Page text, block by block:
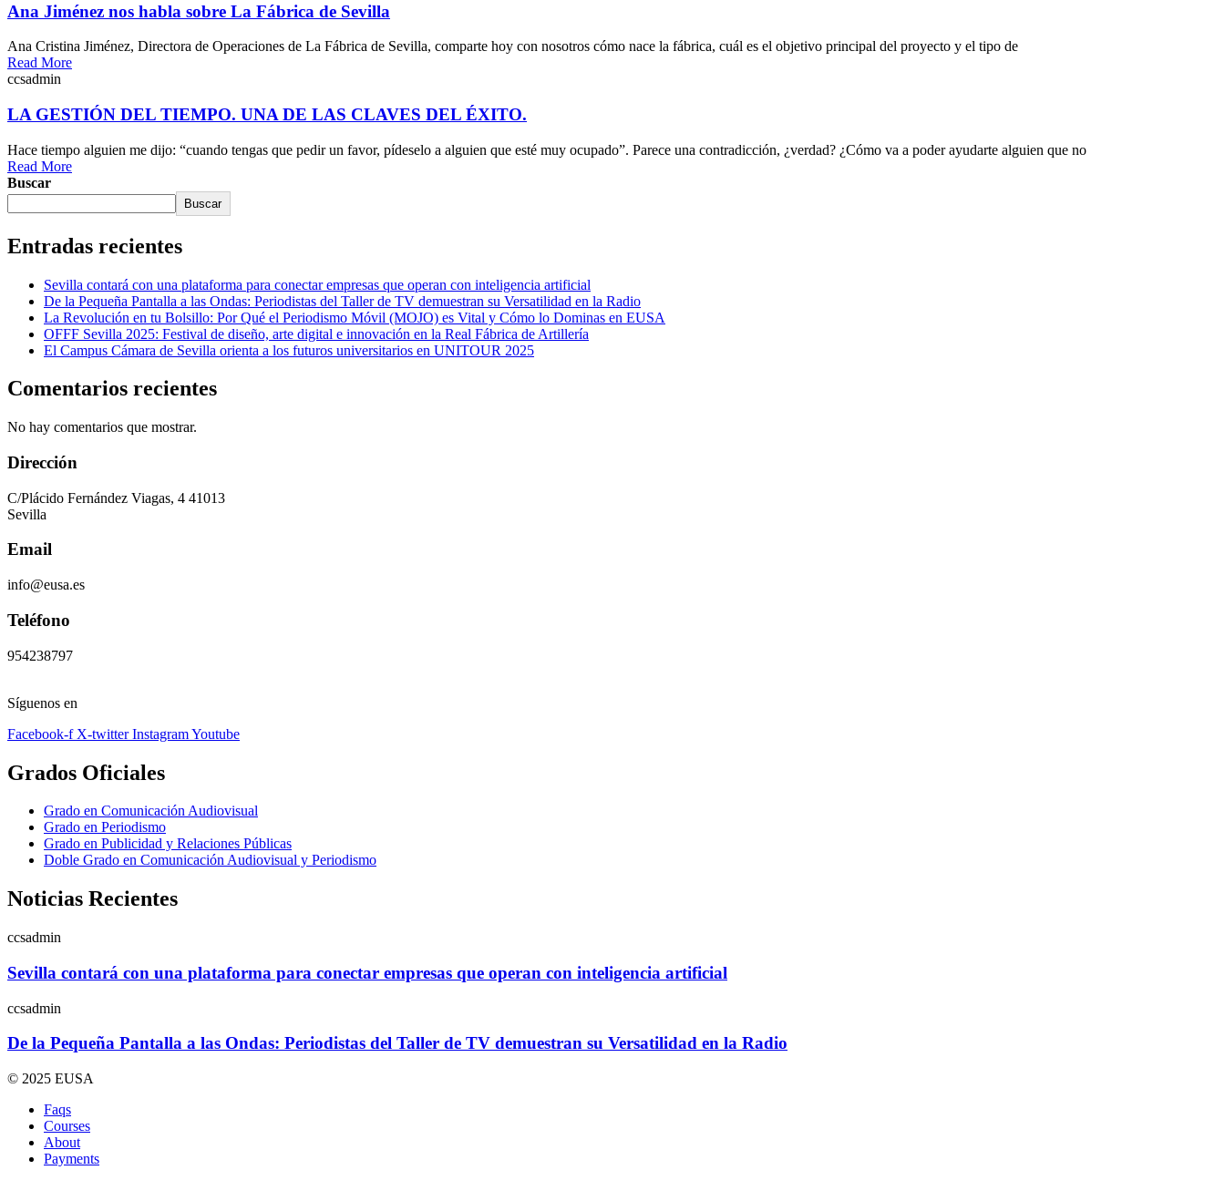
Ana Jiménez nos habla sobre La Fábrica de Sevilla
Ana Cristina Jiménez, Directora de Operaciones de La Fábrica de Sevilla, comparte hoy con nosotros cómo nace la fábrica, cuál es el objetivo principal del proyecto y el tipo de
Read More
ccsadmin
LA GESTIÓN DEL TIEMPO. UNA DE LAS CLAVES DEL ÉXITO.
Hace tiempo alguien me dijo: “cuando tengas que pedir un favor, pídeselo a alguien que esté muy ocupado”. Parece una contradicción, ¿verdad? ¿Cómo va a poder ayudarte alguien que no
Read More
Buscar
Buscar
Entradas recientes
Sevilla contará con una plataforma para conectar empresas que operan con inteligencia artificial
De la Pequeña Pantalla a las Ondas: Periodistas del Taller de TV demuestran su Versatilidad en la Radio
La Revolución en tu Bolsillo: Por Qué el Periodismo Móvil (MOJO) es Vital y Cómo lo Dominas en EUSA
OFFF Sevilla 2025: Festival de diseño, arte digital e innovación en la Real Fábrica de Artillería
El Campus Cámara de Sevilla orienta a los futuros universitarios en UNITOUR 2025
Comentarios recientes
No hay comentarios que mostrar.
Dirección
C/Plácido Fernández Viagas, 4 41013
Sevilla
Email
info@eusa.es
Teléfono
954238797
Síguenos en
Facebook-f X-twitter InstagramYoutube
Grados Oficiales
Grado en Comunicación Audiovisual
Grado en Periodismo
Grado en Publicidad y Relaciones Públicas
Doble Grado en Comunicación Audiovisual y Periodismo
Noticias Recientes
ccsadmin
Sevilla contará con una plataforma para conectar empresas que operan con inteligencia artificial
ccsadmin
De la Pequeña Pantalla a las Ondas: Periodistas del Taller de TV demuestran su Versatilidad en la Radio
© 2025 EUSA
Faqs
Courses
About
Payments